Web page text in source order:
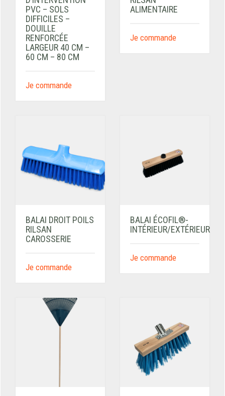
PVC – SOLS
DIFFICILES –
DOUILLE
RENFORCÉE
LARGEUR 40 CM –
60 CM – 80 CM
Je commande
ALIMENTAIRE
Je commande
BALAI DROIT POILS
RILSAN
CAROSSERIE
Je commande
BALAI ÉCOFIL®-
INTÉRIEUR/EXTÉRIEUR
Je commande